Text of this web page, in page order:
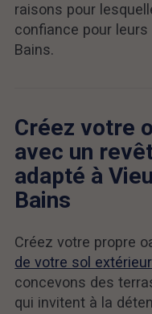
raisons pour
confiance pour
Bains.
Créez votre
avec un
adapté à
Bains
Créez votre propre
de votre sol extérieur
concevons des
qui invitent à la